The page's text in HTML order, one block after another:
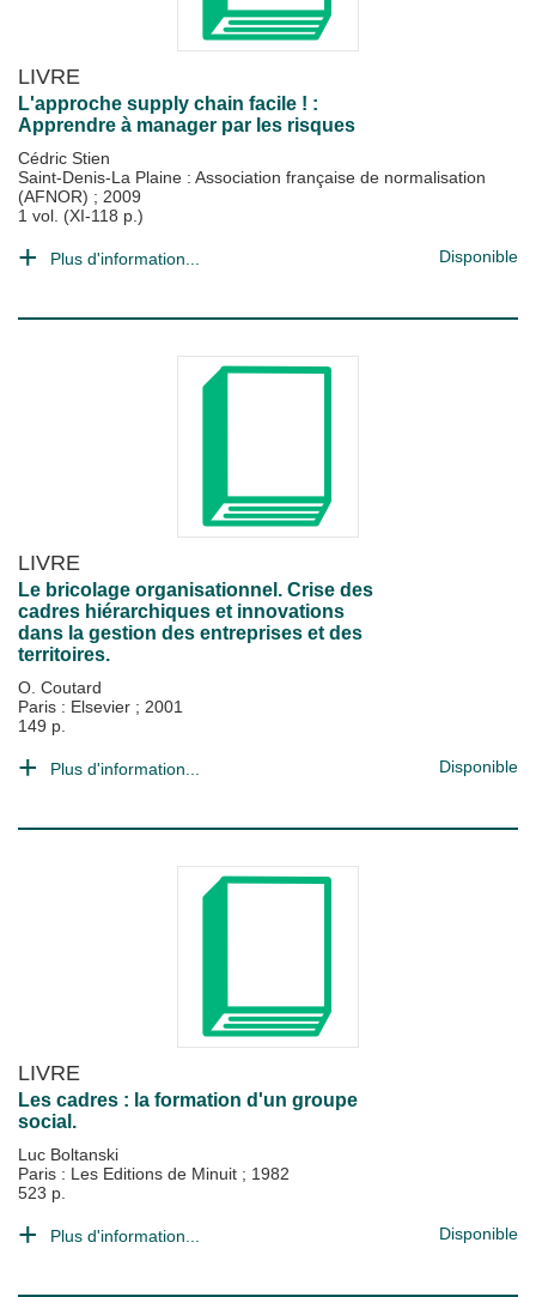
LIVRE
L'approche supply chain facile ! :
Apprendre à manager par les risques
Cédric Stien
Saint-Denis-La Plaine : Association française de normalisation
(AFNOR) ; 2009
1 vol. (XI-118 p.)
Plus d'information... Disponible
LIVRE
Le bricolage organisationnel. Crise des
cadres hiérarchiques et innovations
dans la gestion des entreprises et des
territoires.
O. Coutard
Paris : Elsevier ; 2001
149 p.
Plus d'information... Disponible
LIVRE
Les cadres : la formation d'un groupe
social.
Luc Boltanski
Paris : Les Editions de Minuit ; 1982
523 p.
Plus d'information... Disponible